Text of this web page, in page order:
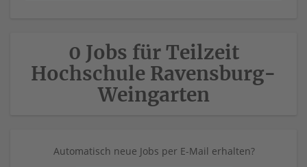
0 Jobs für Teilzeit
Hochschule Ravensburg-
Weingarten
Automatisch neue Jobs per E-Mail erhalten?